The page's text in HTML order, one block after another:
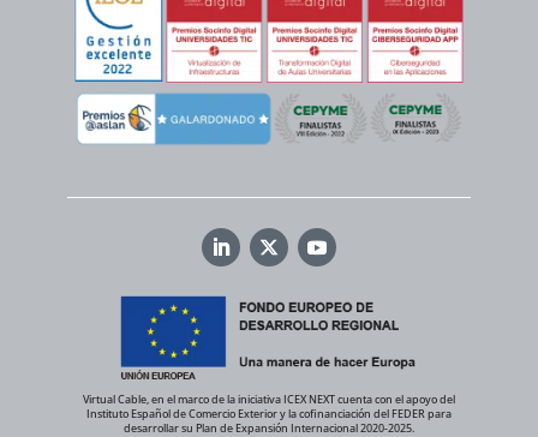
Virtual Cable, en el marco de la iniciativa ICEX NEXT cuenta con el apoyo del
Instituto Español de Comercio Exterior y la cofinanciación del FEDER para
desarrollar su Plan de Expansión Internacional 2020-2025.